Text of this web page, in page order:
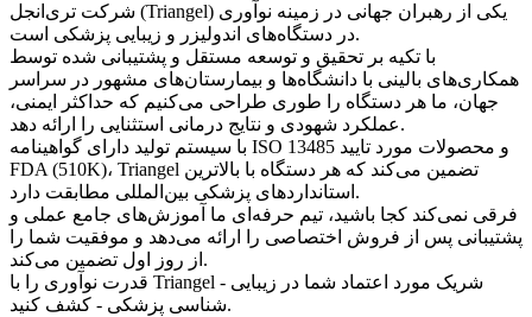
شرکت تری‌انجل (Triangel) یکی از رهبران جهانی در زمینه نوآوری
در دستگاه‌های اندولیزر و زیبایی پزشکی است.
با تکیه بر تحقیق و توسعه مستقل و پشتیبانی شده توسط
همکاری‌های بالینی با دانشگاه‌ها و بیمارستان‌های مشهور در سراسر
جهان، ما هر دستگاه را طوری طراحی می‌کنیم که حداکثر ایمنی،
عملکرد شهودی و نتایج درمانی استثنایی را ارائه دهد.
با سیستم تولید دارای گواهینامه ISO 13485 و محصولات مورد تایید
FDA (510K)، Triangel تضمین می‌کند که هر دستگاه با بالاترین
استانداردهای پزشکی بین‌المللی مطابقت دارد.
فرقی نمی‌کند کجا باشید، تیم حرفه‌ای ما آموزش‌های جامع عملی و
پشتیبانی پس از فروش اختصاصی را ارائه می‌دهد و موفقیت شما را
از روز اول تضمین می‌کند.
قدرت نوآوری را با Triangel - شریک مورد اعتماد شما در زیبایی
شناسی پزشکی - کشف کنید.